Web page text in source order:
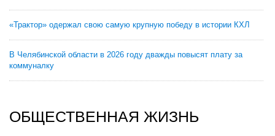
«Трактор» одержал свою самую крупную победу в истории КХЛ
В Челябинской области в 2026 году дважды повысят плату за
коммуналку
ОБЩЕСТВЕННАЯ ЖИЗНЬ